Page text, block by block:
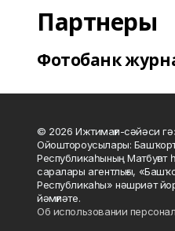
Партнеры
Фотобанк
© 2026 Ижтимағи-сәйәси
Ойоштороусылары:
Республикаһының Матбуғат
саралары агентлығы,
Республикаһы» нәшриәт
йәмғиәте.
Об использовании